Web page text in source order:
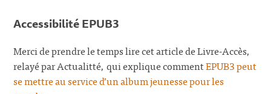
Accessibilité EPUB3
Merci de prendre le temps lire cet article de Livre-Accès,
relayé par Actualitté, qui explique commentEPUB3 peut
se mettre au service d’un album jeunesse pour les